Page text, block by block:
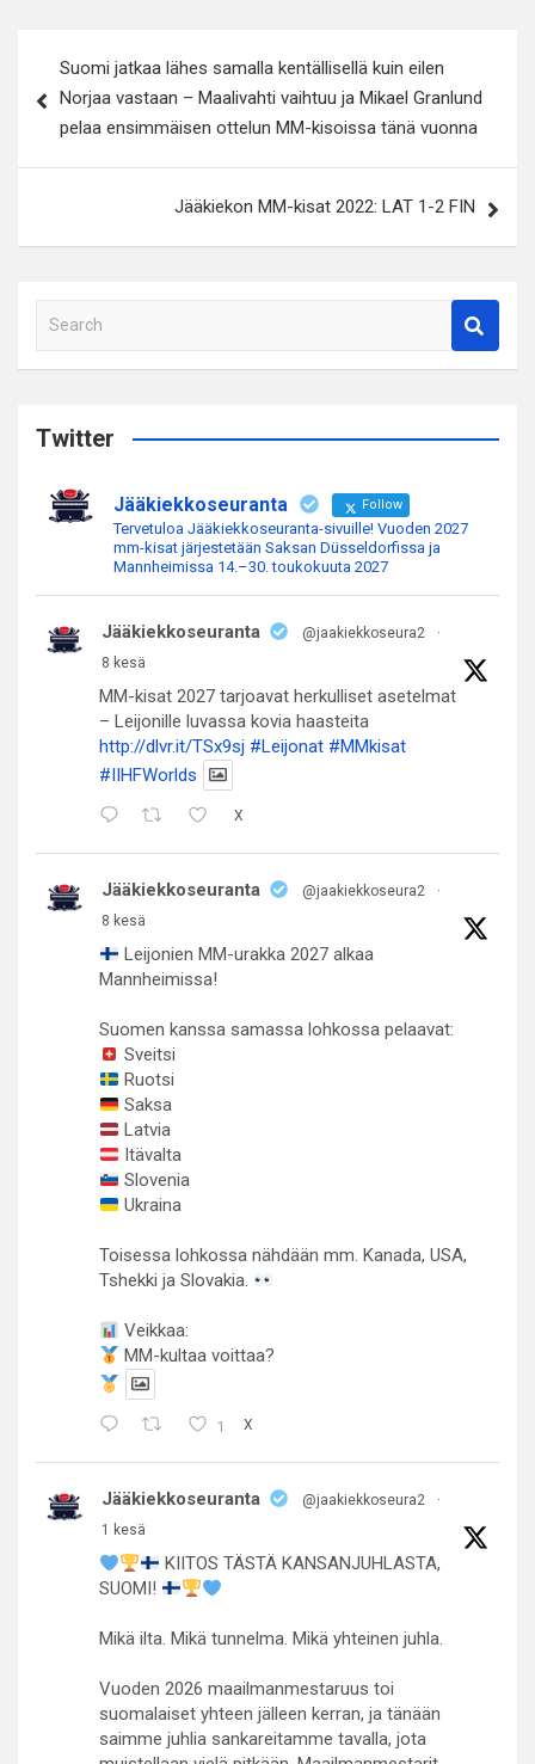
selaus
Suomi jatkaa lähes samalla kentällisellä kuin eilen
Norjaa vastaan – Maalivahti vaihtuu ja Mikael Granlund
pelaa ensimmäisen ottelun MM-kisoissa tänä vuonna
Jääkiekon MM-kisat 2022: LAT 1-2 FIN
a
c
Twitter
Jääkiekkoseuranta Follow
Tervetuloa Jääkiekkoseuranta-sivuille! Vuoden 2027
mm-kisat järjestetään Saksan Düsseldorfissa ja
Mannheimissa 14.–30. toukokuuta 2027
Jääkiekkoseuranta @jaakiekkoseura2
·
8 kesä
MM-kisat 2027 tarjoavat herkulliset asetelmat
– Leijonille luvassa kovia haasteita
http://dlvr.it/TSx9sj #Leijonat #MMkisat
#IIHFWorlds
X
Jääkiekkoseuranta @jaakiekkoseura2
·
8 kesä
Leijonien MM-urakka 2027 alkaa
Mannheimissa!
Suomen kanssa samassa lohkossa pelaavat:
Sveitsi
Ruotsi
Saksa
Latvia
Itävalta
Slovenia
Ukraina
Toisessa lohkossa nähdään mm. Kanada, USA,
Tshekki ja Slovakia.
Veikkaa:
MM-kultaa voittaa?
1 X
Jääkiekkoseuranta @jaakiekkoseura2
·
1 kesä
KIITOS TÄSTÄ KANSANJUHLASTA,
SUOMI!
Mikä ilta. Mikä tunnelma. Mikä yhteinen juhla.
Vuoden 2026 maailmanmestaruus toi
suomalaiset yhteen jälleen kerran, ja tänään
saimme juhlia sankareitamme tavalla, jota